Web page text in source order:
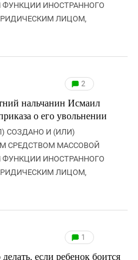
ИНОСТРАННОГО
ЛИЦОМ,
2
нальчанин Исмаил
о его увольнении
СОЗДАНО И (ИЛИ)
СРЕДСТВОМ МАССОВОЙ
ИНОСТРАННОГО
ЛИЦОМ,
1
если ребенок боится